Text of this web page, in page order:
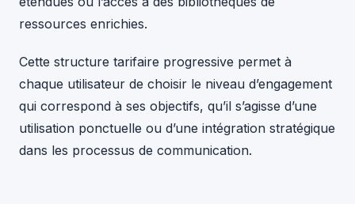
ressources enrichies.
Cette structure tarifaire progressive permet à
chaque utilisateur de choisir le niveau d’engagement
qui correspond à ses objectifs, qu’il s’agisse d’une
utilisation ponctuelle ou d’une intégration stratégique
dans les processus de communication.